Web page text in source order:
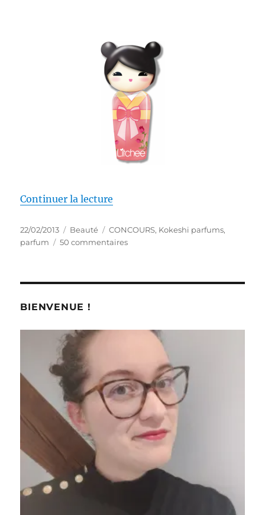
Continuer la lecture
Publié
le
22/02/2013 Catégories
Beauté Étiquettes
CONCOURS, Kokeshi parfums,
parfum
50 commentairessur
est
Kokeshi
Parfums
!
BIENVENUE !